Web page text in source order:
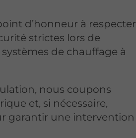
d’honneur à respecter
strictes lors de
de chauffage à
nous coupons
et, si nécessaire,
garantir une intervention